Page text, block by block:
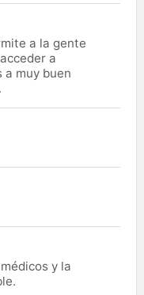
a la gente
a
a muy buen
y la